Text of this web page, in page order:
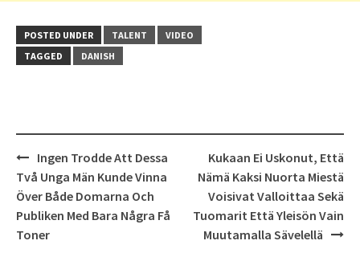
POSTED UNDER TALENT
VIDEO
TAGGED
DANISH
Post
navigation
Ingen Trodde Att Dessa
Två Unga Män Kunde Vinna
Över Både Domarna Och
Publiken Med Bara Några Få
Toner
Kukaan Ei Uskonut, Että
Nämä Kaksi Nuorta Miestä
Voisivat Valloittaa Sekä
Tuomarit Että Yleisön Vain
Muutamalla Sävelellä